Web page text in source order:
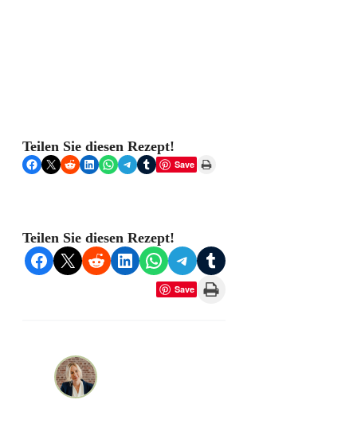
Teilen Sie diesen Rezept!
Share on Facebook
Share on X Share on RedditShare on LinkedIn
Share on WhatsApp
Share on Telegram
Share on TumblrSave Print this Page
Teilen Sie diesen Rezept!
Share on Facebook
Share on X Share on RedditShare on LinkedIn
Share on WhatsApp
Share on Telegram
Share on Tumblr
Save Print this Page